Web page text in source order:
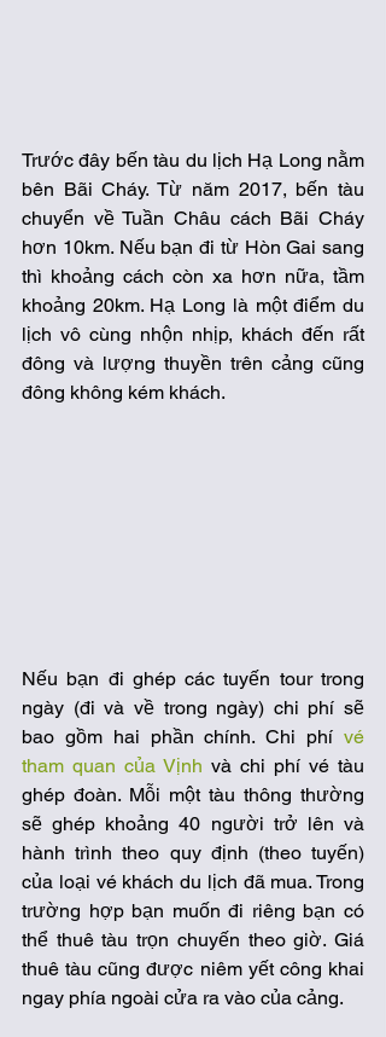
Trước đây bến tàu du lịch Hạ Long nằm
bên Bãi Cháy. Từ năm 2017, bến tàu
chuyển về Tuần Châu cách Bãi Cháy
hơn 10km. Nếu bạn đi từ Hòn Gai sang
thì khoảng cách còn xa hơn nữa, tầm
khoảng 20km. Hạ Long là một điểm du
lịch vô cùng nhộn nhịp, khách đến rất
đông và lượng thuyền trên cảng cũng
đông không kém khách.
Nếu bạn đi ghép các tuyến tour trong
ngày (đi và về trong ngày) chi phí sẽ
bao gồm hai phần chính. Chi phí vé
tham quan của Vịnh và chi phí vé tàu
ghép đoàn. Mỗi một tàu thông thường
sẽ ghép khoảng 40 người trở lên và
hành trình theo quy định (theo tuyến)
của loại vé khách du lịch đã mua. Trong
trường hợp bạn muốn đi riêng bạn có
thể thuê tàu trọn chuyến theo giờ. Giá
thuê tàu cũng được niêm yết công khai
ngay phía ngoài cửa ra vào của cảng.